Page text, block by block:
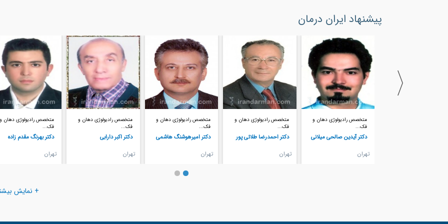
پیشنهاد ایران درمان
متخصص رادیولوژی دهان و
فک...
دکتر احمدرضا طلائی پور
تهران
متخصص رادیولوژی دهان و
فک...
دکتر امیرهوشنگ هاشمی
تهران
متخصص رادیولوژی دهان و
فک...
دکتر اکبر دارابی
تهران
متخصص رادیولوژی دهان و
فک...
دکتر بهرنگ مقدم زاده
تهران
متخصص رادیولوژی دهان و
فک...
دکتر سیداحمد فاطمی تبار
تهران
+ نمایش